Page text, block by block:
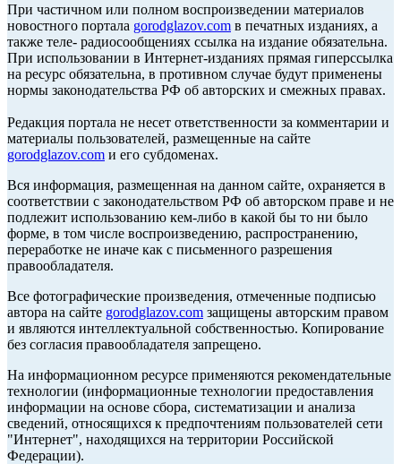
При частичном или полном воспроизведении материалов
новостного портала gorodglazov.com в печатных изданиях, а
также теле- радиосообщениях ссылка на издание обязательна.
При использовании в Интернет-изданиях прямая гиперссылка
на ресурс обязательна, в противном случае будут применены
нормы законодательства РФ об авторских и смежных правах.
Редакция портала не несет ответственности за комментарии и
материалы пользователей, размещенные на сайте
gorodglazov.com и его субдоменах.
Вся информация, размещенная на данном сайте, охраняется в
соответствии с законодательством РФ об авторском праве и не
подлежит использованию кем-либо в какой бы то ни было
форме, в том числе воспроизведению, распространению,
переработке не иначе как с письменного разрешения
правообладателя.
Все фотографические произведения, отмеченные подписью
автора на сайте gorodglazov.com защищены авторским правом
и являются интеллектуальной собственностью. Копирование
без согласия правообладателя запрещено.
На информационном ресурсе применяются рекомендательные
технологии (информационные технологии предоставления
информации на основе сбора, систематизации и анализа
сведений, относящихся к предпочтениям пользователей сети
"Интернет", находящихся на территории Российской
Федерации).